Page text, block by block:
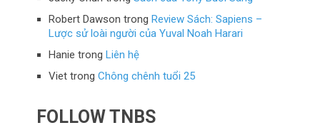
Robert Dawson trongReview Sách: Sapiens –
Lược sử loài người của Yuval Noah Harari
Hanie trongLiên hệ
Viet trongChông chênh tuổi 25
FOLLOW TNBS